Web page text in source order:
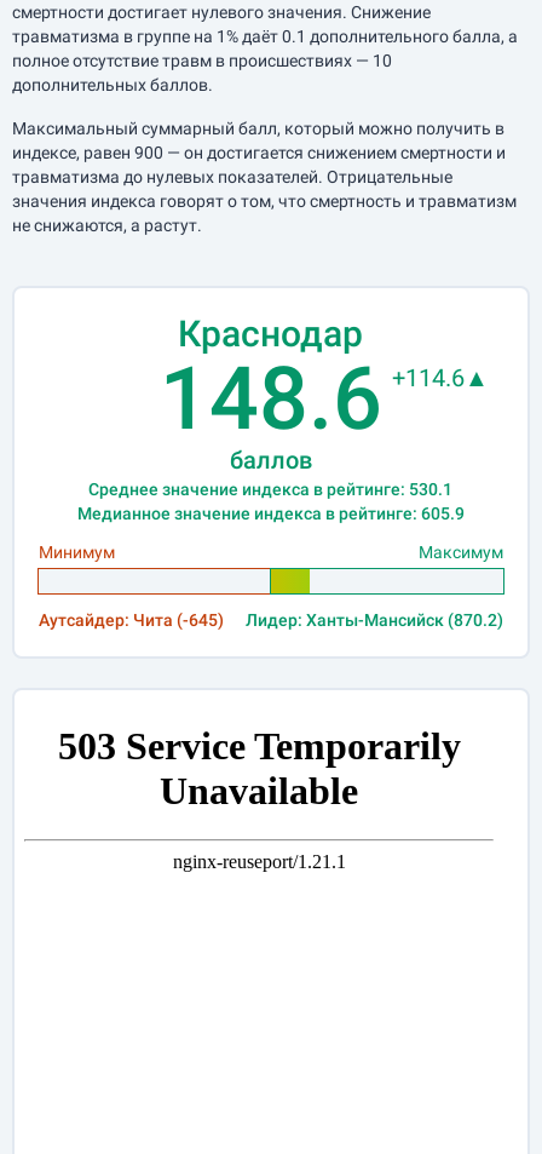
смертности достигает нулевого значения. Снижение
травматизма в группе на 1% даёт 0.1 дополнительного балла, а
полное отсутствие травм в происшествиях — 10
дополнительных баллов.
Максимальный суммарный балл, который можно получить в
индексе, равен 900 — он достигается снижением смертности и
травматизма до нулевых показателей. Отрицательные
значения индекса говорят о том, что смертность и травматизм
не снижаются, а растут.
Краснодар
148.6
баллов
+114.6▲
Среднее значение индекса в рейтинге: 530.1
Медианное значение индекса в рейтинге: 605.9
Минимум
Максимум
Аутсайдер: Чита (-645) Лидер: Ханты-Мансийск (870.2)